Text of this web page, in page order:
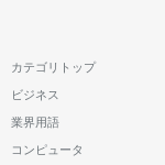
カテゴリトップ
ビジネス
業界用語
コンピュータ